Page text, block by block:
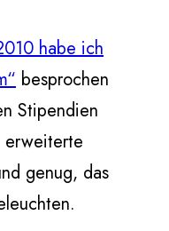
habe ich
besprochen
Stipendien
genug, das